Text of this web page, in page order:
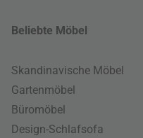
Beliebte Möbel
Skandinavische Möbel
Gartenmöbel
Büromöbel
Design-Schlafsofa